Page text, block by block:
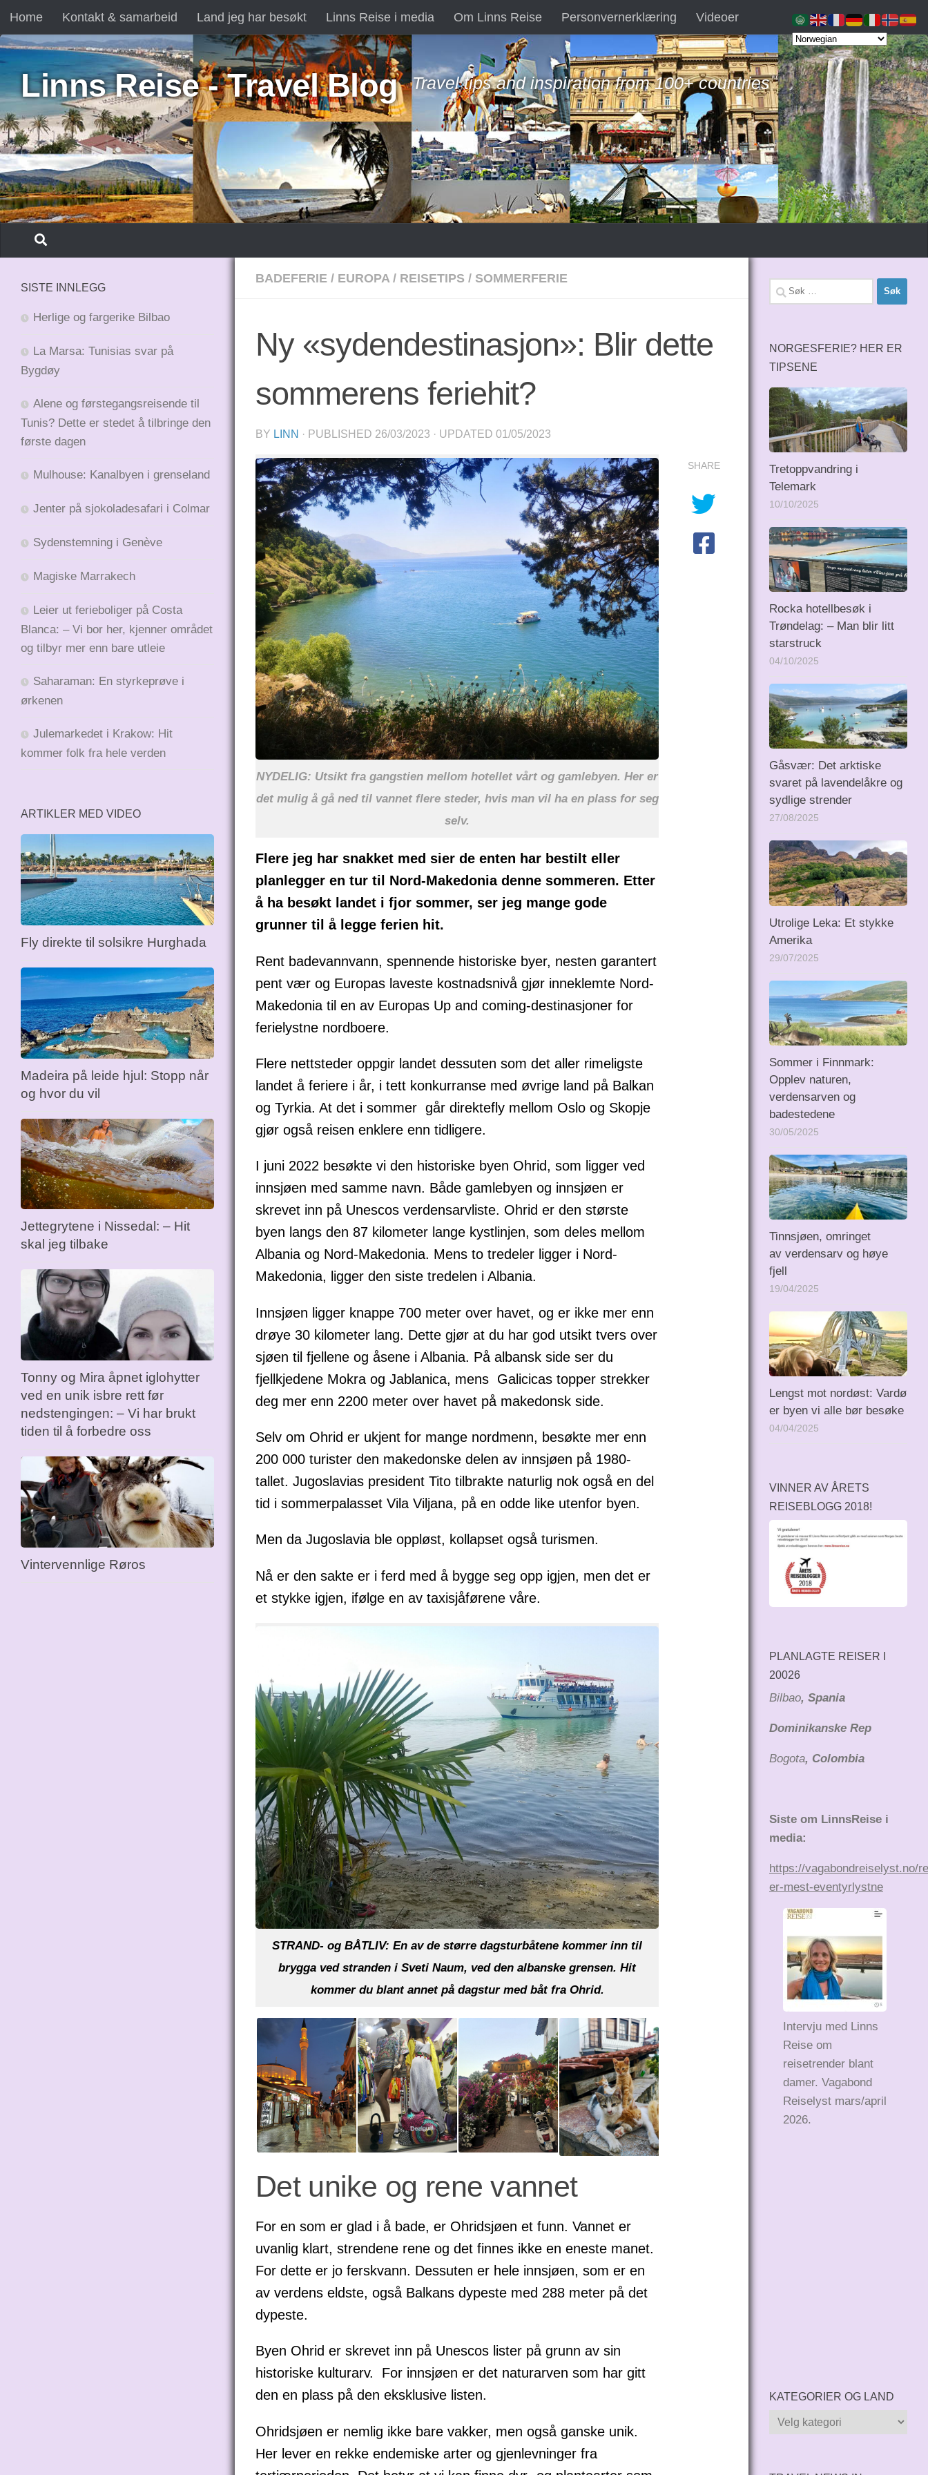
Skip to content
Home Kontakt & samarbeid Land jeg har besøkt Linns Reise i media Om Linns Reise Personvernerklæring Videoer
Linns Reise - Travel Blog Travel tips and inspiration from 100+ countries
BADEFERIE / EUROPA / REISETIPS / SOMMERFERIE
Ny «sydendestinasjon»: Blir dette
sommerens feriehit?
BY LINN · PUBLISHED 26/03/2023 · UPDATED 01/05/2023
NYDELIG: Utsikt fra gangstien mellom hotellet vårt og gamlebyen. Her er
det mulig å gå ned til vannet flere steder, hvis man vil ha en plass for seg
selv.
Flere jeg har snakket med sier de enten har bestilt eller
planlegger en tur til Nord-Makedonia denne sommeren. Etter
å ha besøkt landet i fjor sommer, ser jeg mange gode
grunner til å legge ferien hit.
Rent badevannvann, spennende historiske byer, nesten garantert
pent vær og Europas laveste kostnadsnivå gjør inneklemte Nord-
Makedonia til en av Europas Up and coming-destinasjoner for
ferielystne nordboere.
Flere nettsteder oppgir landet dessuten som det aller rimeligste
landet å feriere i år, i tett konkurranse med øvrige land på Balkan
og Tyrkia. At det i sommer går direktefly mellom Oslo og Skopje
gjør også reisen enklere enn tidligere.
I juni 2022 besøkte vi den historiske byen Ohrid, som ligger ved
innsjøen med samme navn. Både gamlebyen og innsjøen er
skrevet inn på Unescos verdensarvliste. Ohrid er den største
byen langs den 87 kilometer lange kystlinjen, som deles mellom
Albania og Nord-Makedonia. Mens to tredeler ligger i Nord-
Makedonia, ligger den siste tredelen i Albania.
Innsjøen ligger knappe 700 meter over havet, og er ikke mer enn
drøye 30 kilometer lang. Dette gjør at du har god utsikt tvers over
sjøen til fjellene og åsene i Albania. På albansk side ser du
fjellkjedene Mokra og Jablanica, mens Galicicas topper strekker
deg mer enn 2200 meter over havet på makedonsk side.
Selv om Ohrid er ukjent for mange nordmenn, besøkte mer enn
200 000 turister den makedonske delen av innsjøen på 1980-
tallet. Jugoslavias president Tito tilbrakte naturlig nok også en del
tid i sommerpalasset Vila Viljana, på en odde like utenfor byen.
Men da Jugoslavia ble oppløst, kollapset også turismen.
Nå er den sakte er i ferd med å bygge seg opp igjen, men det er
et stykke igjen, ifølge en av taxisjåførene våre.
STRAND- og BÅTLIV: En av de større dagsturbåtene kommer inn til
brygga ved stranden i Sveti Naum, ved den albanske grensen. Hit
kommer du blant annet på dagstur med båt fra Ohrid.
Det unike og rene vannet
For en som er glad i å bade, er Ohridsjøen et funn. Vannet er
uvanlig klart, strendene rene og det finnes ikke en eneste manet.
For dette er jo ferskvann. Dessuten er hele innsjøen, som er en
av verdens eldste, også Balkans dypeste med 288 meter på det
dypeste.
Byen Ohrid er skrevet inn på Unescos lister på grunn av sin
historiske kulturarv. For innsjøen er det naturarven som har gitt
den en plass på den eksklusive listen.
Ohridsjøen er nemlig ikke bare vakker, men også ganske unik.
Her lever en rekke endemiske arter og gjenlevninger fra
SHARE
SISTE INNLEGG
Herlige og fargerike Bilbao
La Marsa: Tunisias svar på
Bygdøy
Alene og førstegangsreisende til
Tunis? Dette er stedet å tilbringe den
første dagen
Mulhouse: Kanalbyen i grenseland
Jenter på sjokoladesafari i Colmar
Sydenstemning i Genève
Magiske Marrakech
Leier ut ferieboliger på Costa
Blanca: – Vi bor her, kjenner området
og tilbyr mer enn bare utleie
Saharaman: En styrkeprøve i
ørkenen
Julemarkedet i Krakow: Hit
kommer folk fra hele verden
ARTIKLER MED VIDEO
Fly direkte til solsikre Hurghada
Madeira på leide hjul: Stopp når
og hvor du vil
Jettegrytene i Nissedal: – Hit
skal jeg tilbake
Tonny og Mira åpnet iglohytter
ved en unik isbre rett før
nedstengingen: – Vi har brukt
tiden til å forbedre oss
Vintervennlige Røros
Søk
etter:
NORGESFERIE? HER ER
TIPSENE
Tretoppvandring i
Telemark
10/10/2025
Rocka hotellbesøk i
Trøndelag: – Man blir litt
starstruck
04/10/2025
Gåsvær: Det arktiske
svaret på lavendelåkre og
sydlige strender
27/08/2025
Utrolige Leka: Et stykke
Amerika
29/07/2025
Sommer i Finnmark:
Opplev naturen,
verdensarven og
badestedene
30/05/2025
Tinnsjøen, omringet
av verdensarv og høye
fjell
19/04/2025
Lengst mot nordøst: Vardø
er byen vi alle bør besøke
04/04/2025
VINNER AV ÅRETS
REISEBLOGG 2018!
PLANLAGTE REISER I
20026
Bilbao, Spania
Dominikanske Rep
Bogota, Colombia
Siste om LinnsReise i
media:
https://vagabondreiselyst.no/
er-mest-eventyrlystne
Intervju med Linns
Reise om
reisetrender blant
damer. Vagabond
Reiselyst mars/april
2026.
KATEGORIER OG LAND
Kategorier